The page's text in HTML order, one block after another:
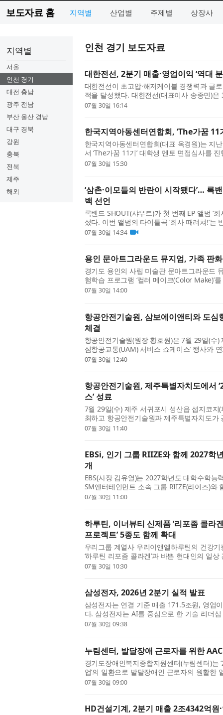
보도자료 홈 지역별 산업별 주제별 상장사
지역별
서울
인천 경기
대전 충남
광주 전남
부산 울산 경남
대구 경북
강원
충북
전북
제주
해외
인천 경기 보도자료
대한전선, 2분기 매출·영업이익 ‘역대
대한전선이 초고압·해저케이블 경쟁력과 글
적을 달성했다. 대한전선(대표이사 송종민)
매출 1조1987억원, 영업이익 608억원을 기
07월 30일 16:14
한국지역아동센터연합회, ‘The가꿈 11
한국지역아동센터연합회(대표 옥경원)는 지
서 ‘The가꿈 11기’ 대학생 멘토 면접심사를
학생 72명을 최종 선발했다. ‘The가꿈’은 현
07월 30일 15:30
‘삼촌·이모들의 반란이 시작됐다’… 록
백 선언
록밴드 SHOUT(샤우트)가 첫 번째 EP 앨범 ‘
섰다. 이번 앨범의 타이틀곡 ‘회사 때려쳐!’​
에 대한 불안 속에서 살아가는 직장인들의
07월 30일 14:34
용인 문아트그라운드 뮤지엄, 가족 판
경기도 용인의 사립 미술관 문아트그라운드
험학습 프로그램 ‘컬러 메이크(Color Make)’
접 작품을 찍어 완성하는 상시 프로그램이다
07월 30일 14:00
항공안전기술원, 삼보에이앤티와 도
체결
항공안전기술원(원장 황호원)은 7월 29일(수
심항공교통(UAM) 서비스 쇼케이스’ 행사와
위한 업무협약(MOU)을 체결했다. 이날 협약
07월 30일 12:40
항공안전기술원, 제주특별자치도에서
스’ 성료
7월 29일(수) 제주 서귀포시 성산읍 섭지코
최하고 항공안전기술원과 제주특별자치도가
비스 쇼케이스’ 행사가 성공적으로 개최됐
07월 30일 11:40
EBSi, 인기 그룹 RIIZE와 함께 2027학
개
EBS(사장 김유열)는 2027학년도 대학수학능
SM엔터테인먼트 소속 그룹 RIIZE(라이즈)와
상을 공개한다고 밝혔다. 해당 영상은 EBSi
07월 30일 11:00
하루틴, 이너뷰티 신제품 ‘리포좀 콜라
프로젝트’ 5종도 함께 확대
우리그룹 계열사 우리이앤엘하루틴의 건강기
‘하루틴 리포좀 콜라겐’과 바쁜 현대인의 일
을 포함한 총 6종의 신제품을 출시했다고 밝
07월 30일 10:30
삼성전자, 2026년 2분기 실적 발표
삼성전자는 연결 기준 매출 171.5조원, 영업
다. 삼성전자는 AI를 중심으로 한 기술 리더
출과 영업이익을 달성했다. 전사 매출은 전
07월 30일 09:38
누림센터, 발달장애 근로자를 위한
경기도장애인복지종합지원센터(누림센터)는
업’의 일환으로 발달장애인 근로자의 원활
소통(AAC, Augmentative and Alternative
07월 30일 09:00
HD건설기계, 2분기 매출 2조4342억원